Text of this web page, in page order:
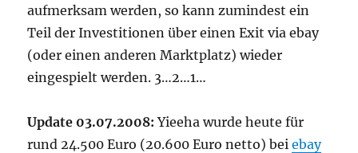
aufmerksam werden, so kann zumindest ein
Teil der Investitionen über einen Exit via ebay
(oder einen anderen Marktplatz) wieder
eingespielt werden. 3…2…1…
Update 03.07.2008: Yieeha wurde heute für
rund 24.500 Euro (20.600 Euro netto) beiebay